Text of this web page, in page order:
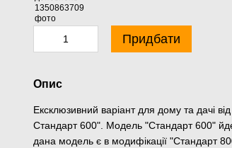
Придбати
Опис
Ексклюзивний варіант для дому та дачі
Стандарт 600". Модель "Стандарт 600"
дана модель є в модифікації "Стандарт